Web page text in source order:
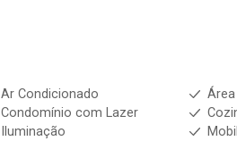
Ar Condicionado
Condomínio com Lazer
Iluminação